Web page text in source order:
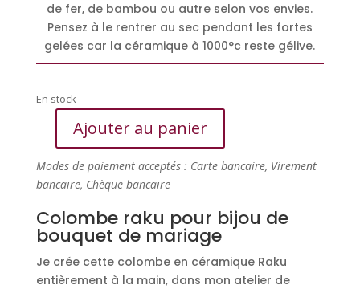
de fer, de bambou ou autre selon vos envies.
Pensez à le rentrer au sec pendant les fortes
gelées car la céramique à 1000°c reste gélive.
En stock
quantité
Colombe
raku
pour
bijou
bouquet
de
Ajouter au panier
Modes de paiement acceptés : Carte bancaire, Virement
bancaire, Chèque bancaire
Colombe raku pour bijou de
bouquet de mariage
Je crée cette colombe en céramique Raku
entièrement à la main, dans mon atelier de